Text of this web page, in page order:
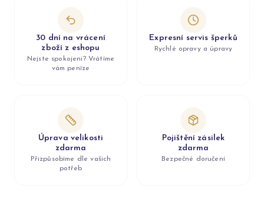
30 dní na vrácení
zboží z eshopu
Nejste spokojeni? Vrátíme
vám peníze
Expresní servis šperků
Rychlé opravy a úpravy
Úprava velikosti
zdarma
Přizpůsobíme dle vašich
potřeb
Pojištění zásilek
zdarma
Bezpečné doručení